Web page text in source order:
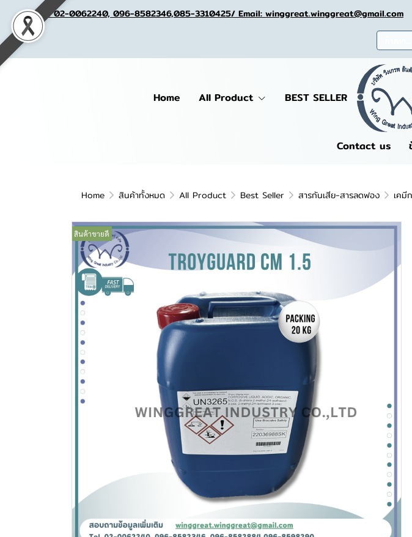
Tel. 02-0062240, 096-8582346,085-3310425/ Email: winggreat.winggreat@gmail.com
Home All Product BEST SELLER
Contact us
Home สินค้าทั้งหมด All Product Best Seller สารกันเสีย-สารลดฟอง เคมี
สินค้าขายดี